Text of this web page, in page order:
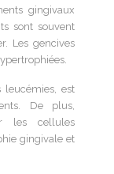
gingivaux
sont souvent
Les gencives
leucémies, est
De plus,
les cellules
gingivale et